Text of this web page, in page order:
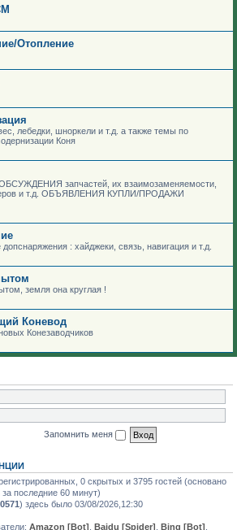
Отопление
лебедки, шноркели и т.д. а также темы по
Коня
запчастей, их взаимозаменяемости,
и т.д. ОБЪЯВЛЕНИЯ КУПЛИ/ПРОДАЖИ
: хайджеки, связь, навигация и т.д.
земля она круглая !
Коневод
Конезаводчиков
Запомнить меня
0 скрытых и 3795 гостей (основано
за последние 60 минут)
) здесь было 03/08/2026,12:30
Amazon [Bot] Baidu [Spider] Bing [Bot]